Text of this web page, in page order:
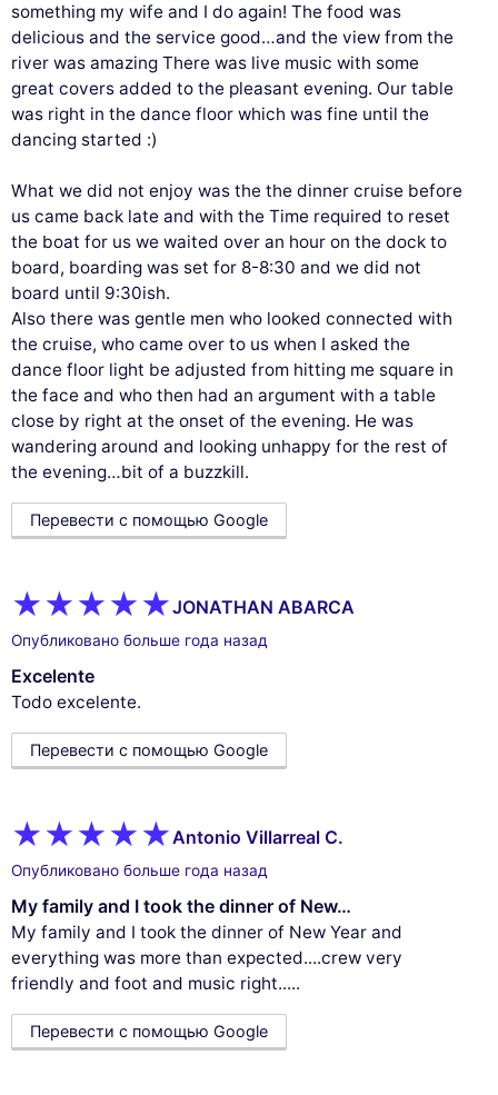
something my wife and I do again! The food was
delicious and the service good…and the view from the
river was amazing There was live music with some
great covers added to the pleasant evening. Our table
was right in the dance floor which was fine until the
dancing started :)
What we did not enjoy was the the dinner cruise before
us came back late and with the Time required to reset
the boat for us we waited over an hour on the dock to
board, boarding was set for 8-8:30 and we did not
board until 9:30ish.
Also there was gentle men who looked connected with
the cruise, who came over to us when I asked the
dance floor light be adjusted from hitting me square in
the face and who then had an argument with a table
close by right at the onset of the evening. He was
wandering around and looking unhappy for the rest of
the evening…bit of a buzzkill.
Перевести с помощью Google
JONATHAN ABARCA
Опубликовано больше года назад
Excelente
Todo excelente.
Перевести с помощью Google
Antonio Villarreal C.
Опубликовано больше года назад
My family and I took the dinner of New…
My family and I took the dinner of New Year and
everything was more than expected....crew very
friendly and foot and music right.....
Перевести с помощью Google